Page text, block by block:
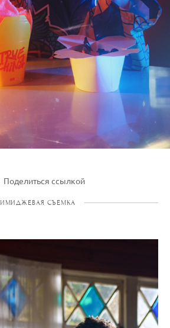
Поделиться ссылкой
ИМИДЖЕВАЯ СЪЕМКА